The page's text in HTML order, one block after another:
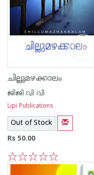
ചില്ലുമഴക്കാലം
ജിജി വി വി
Lipi Publications
Out of Stock
Rs 50.00
5
4
3
2
1